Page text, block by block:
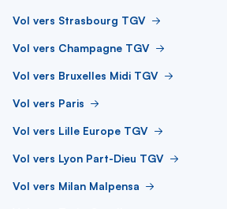
Vol vers Strasbourg TGV
Vol vers Champagne TGV
Vol vers Bruxelles Midi TGV
Vol vers Paris
Vol vers Lille Europe TGV
Vol vers Lyon Part-Dieu TGV
Vol vers Milan Malpensa